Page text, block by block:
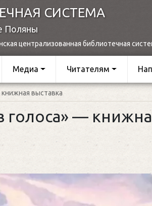
СИСТЕМА
Поляны
централизованная библиотечная
Медиа Читателям
выставка
голоса» —